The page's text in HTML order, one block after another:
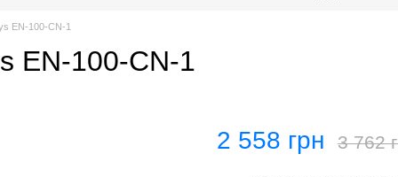
EN-100-CN-1
EN-100-CN-1
2 558 грн 3 762